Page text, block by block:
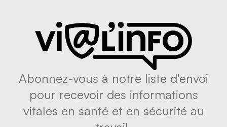
Abonnez-vous à notre liste d'envoi
pour recevoir des informations
vitales en santé et en sécurité au